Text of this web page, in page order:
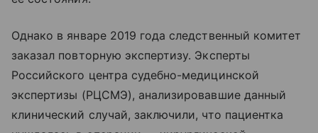
Однако в январе 2019 года следственный комитет
заказал повторную экспертизу. Эксперты
Российского центра судебно-медицинской
экспертизы (РЦСМЭ), анализировавшие данный
клинический случай, заключили, что пациентка